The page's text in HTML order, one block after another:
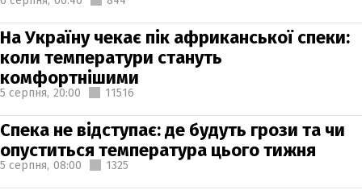
На Україну чекає пік африканської спеки:
коли температури стануть
комфортнішими
5 серпня, 20:00 11516
Спека не відступає: де будуть грози та чи
опуститься температура цього тижня
5 серпня, 08:00 1325